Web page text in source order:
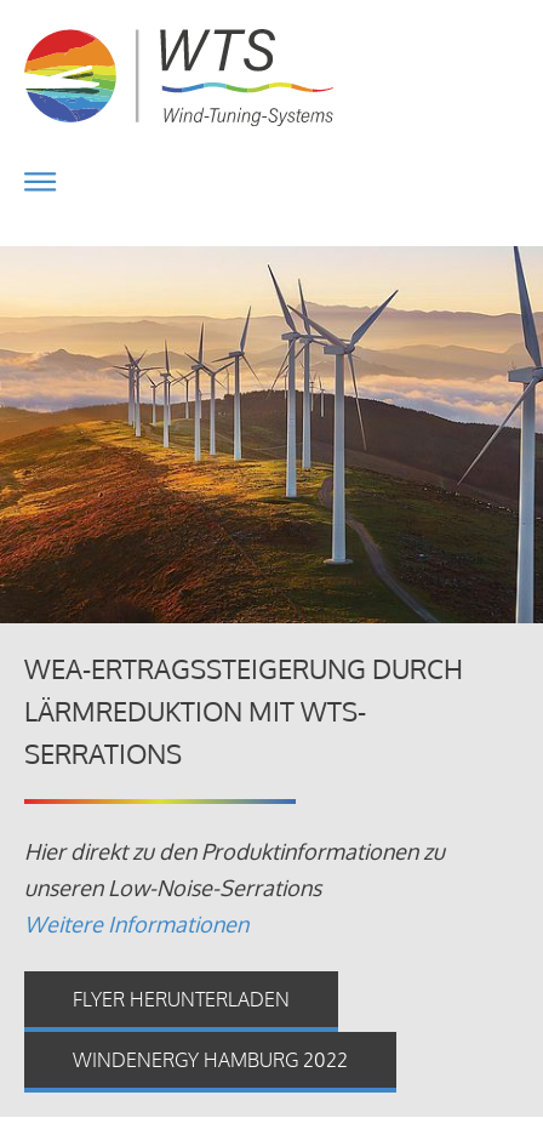
WEA-ERTRAGSSTEIGERUNG DURCH
LÄRMREDUKTION MIT WTS-
SERRATIONS
Hier direkt zu den Produktinformationen zu
unseren Low-Noise-Serrations
Weitere Informationen
FLYER HERUNTERLADEN
WINDENERGY HAMBURG 2022